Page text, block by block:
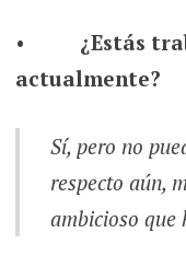
•
¿Estás
actualmente?
Sí, pero no
respecto aún,
ambicioso que